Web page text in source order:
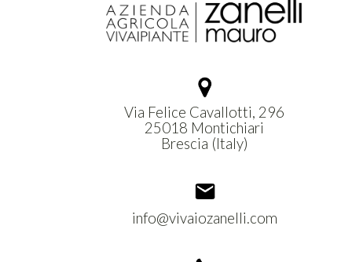
Via Felice Cavallotti, 296
25018 Montichiari
Brescia (Italy)
info@vivaiozanelli.com